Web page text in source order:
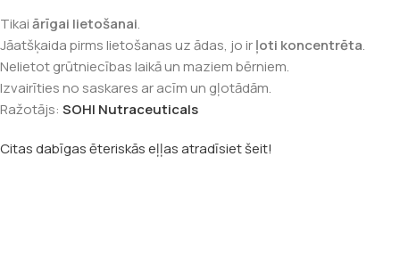
Tikaiārīgai lietošanai.
Jāatšķaida pirms lietošanas uz ādas, jo irļoti koncentrēta.
Nelietot grūtniecības laikā un maziem bērniem.
Izvairīties no saskares ar acīm un gļotādām.
Ražotājs: SOHI Nutraceuticals
Citas dabīgas ēteriskās eļļas atradīsiet šeit!